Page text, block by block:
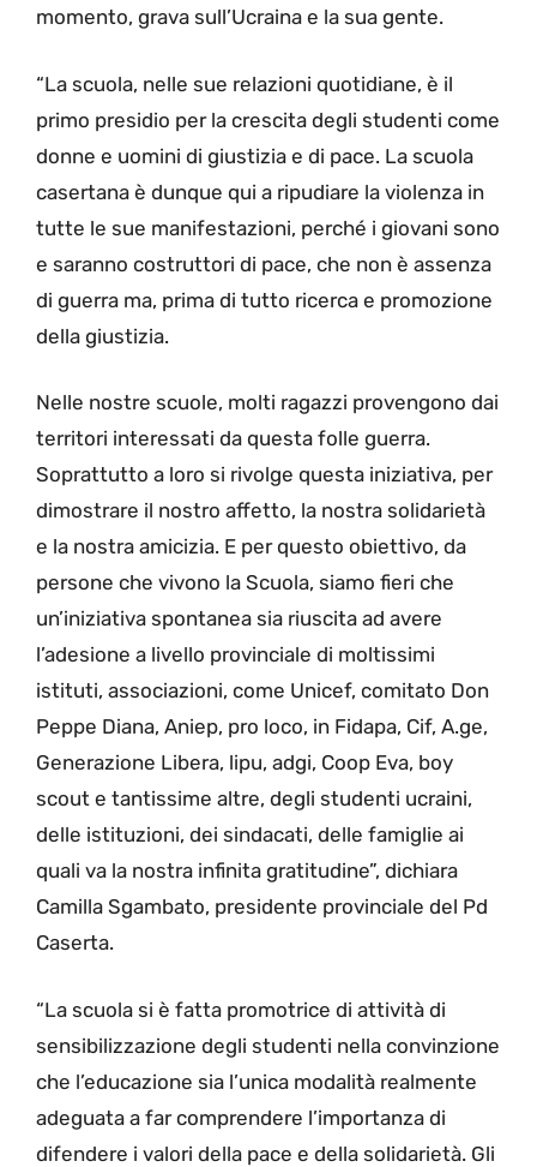
momento, grava sull’Ucraina e la sua gente.
“La scuola, nelle sue relazioni quotidiane, è il
primo presidio per la crescita degli studenti come
donne e uomini di giustizia e di pace. La scuola
casertana è dunque qui a ripudiare la violenza in
tutte le sue manifestazioni, perché i giovani sono
e saranno costruttori di pace, che non è assenza
di guerra ma, prima di tutto ricerca e promozione
della giustizia.
Nelle nostre scuole, molti ragazzi provengono dai
territori interessati da questa folle guerra.
Soprattutto a loro si rivolge questa iniziativa, per
dimostrare il nostro affetto, la nostra solidarietà
e la nostra amicizia. E per questo obiettivo, da
persone che vivono la Scuola, siamo fieri che
un’iniziativa spontanea sia riuscita ad avere
l’adesione a livello provinciale di moltissimi
istituti, associazioni, come Unicef, comitato Don
Peppe Diana, Aniep, pro loco, in Fidapa, Cif, A.ge,
Generazione Libera, lipu, adgi, Coop Eva, boy
scout e tantissime altre, degli studenti ucraini,
delle istituzioni, dei sindacati, delle famiglie ai
quali va la nostra infinita gratitudine”, dichiara
Camilla Sgambato, presidente provinciale del Pd
Caserta.
“La scuola si è fatta promotrice di attività di
sensibilizzazione degli studenti nella convinzione
che l’educazione sia l’unica modalità realmente
adeguata a far comprendere l’importanza di
difendere i valori della pace e della solidarietà. Gli